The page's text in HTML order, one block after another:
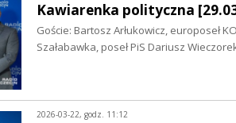
Kawiarenka polityczna
Goście: Bartosz Arłukowicz, europoseł
Szałabawka, poseł PiS Dariusz
2026-03-22, godz. 11:12